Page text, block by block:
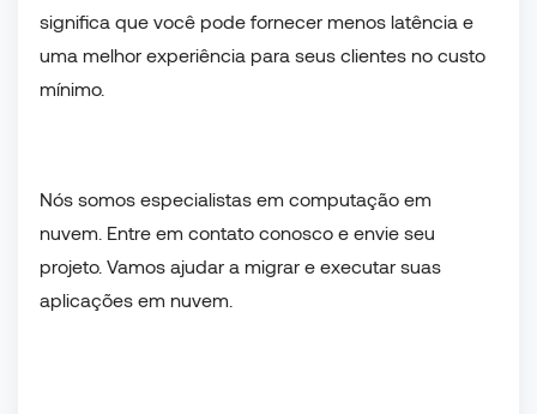
significa que você pode fornecer menos latência e
uma melhor experiência para seus clientes no custo
mínimo.
Nós somos especialistas em computação em
nuvem. Entre em contato conosco e envie seu
projeto. Vamos ajudar a migrar e executar suas
aplicações em nuvem.